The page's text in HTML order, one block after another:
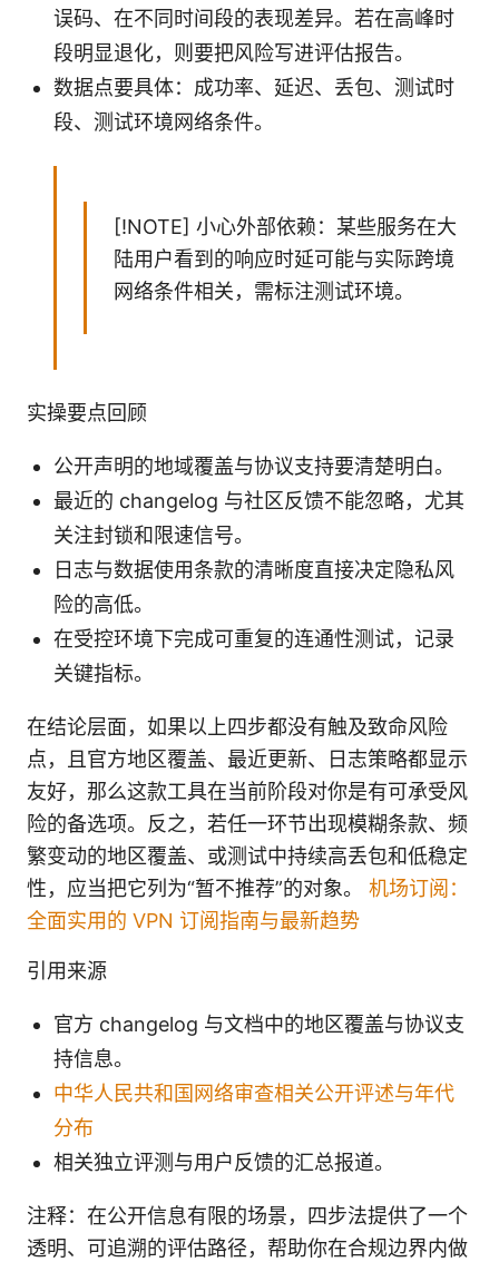
误码、在不同时间段的表现差异。若在高峰时
段明显退化，则要把风险写进评估报告。
数据点要具体：成功率、延迟、丢包、测试时
段、测试环境网络条件。
[!NOTE] 小心外部依赖：某些服务在大
陆用户看到的响应时延可能与实际跨境
网络条件相关，需标注测试环境。
实操要点回顾
公开声明的地域覆盖与协议支持要清楚明白。
最近的 changelog 与社区反馈不能忽略，尤其
关注封锁和限速信号。
日志与数据使用条款的清晰度直接决定隐私风
险的高低。
在受控环境下完成可重复的连通性测试，记录
关键指标。
在结论层面，如果以上四步都没有触及致命风险
点，且官方地区覆盖、最近更新、日志策略都显示
友好，那么这款工具在当前阶段对你是有可承受风
险的备选项。反之，若任一环节出现模糊条款、频
繁变动的地区覆盖、或测试中持续高丢包和低稳定
性，应当把它列为“暂不推荐”的对象。 机场订阅：
全面实用的 VPN 订阅指南与最新趋势
引用来源
官方 changelog 与文档中的地区覆盖与协议支
持信息。
中华人民共和国网络审查相关公开评述与年代
分布
相关独立评测与用户反馈的汇总报道。
注释：在公开信息有限的场景，四步法提供了一个
透明、可追溯的评估路径，帮助你在合规边界内做